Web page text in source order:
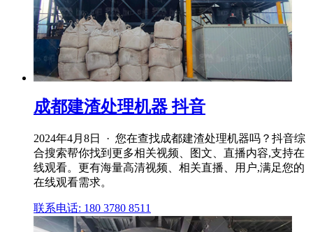
成都建渣处理机器 抖音
2024年4月8日 · 您在查找成都建渣处理机器吗？抖音综
合搜索帮你找到更多相关视频、图文、直播内容,支持在
线观看。更有海量高清视频、相关直播、用户,满足您的
在线观看需求。
联系电话: 180 3780 8511